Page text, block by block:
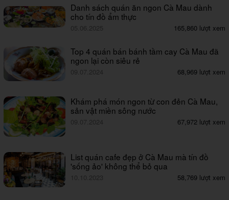
Danh sách quán ăn ngon Cà Mau dành
cho tín đồ ẩm thực
05.06.2025 165,860 lượt xem
Top 4 quán bán bánh tầm cay Cà Mau đã
ngon lại còn siêu rẻ
09.07.2024 68,969 lượt xem
Khám phá món ngon từ con đẻn Cà Mau,
sản vật miền sông nước
09.07.2024 67,972 lượt xem
List quán cafe đẹp ở Cà Mau mà tín đồ
'sống ảo' không thể bỏ qua
10.10.2023 58,769 lượt xem